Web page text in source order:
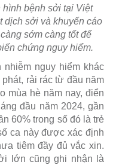
hình bệnh sởi tại Việt
dịch sởi và khuyến cáo
sớm càng tốt để
chứng nguy hiểm.
nguy hiểm khác
rải rác từ đầu năm
mùa hè năm nay, điển
đầu năm 2024, gần
60% trong số đó là trẻ
ca này được xác định
tiêm đầy đủ vắc xin.
lớn cũng ghi nhận là